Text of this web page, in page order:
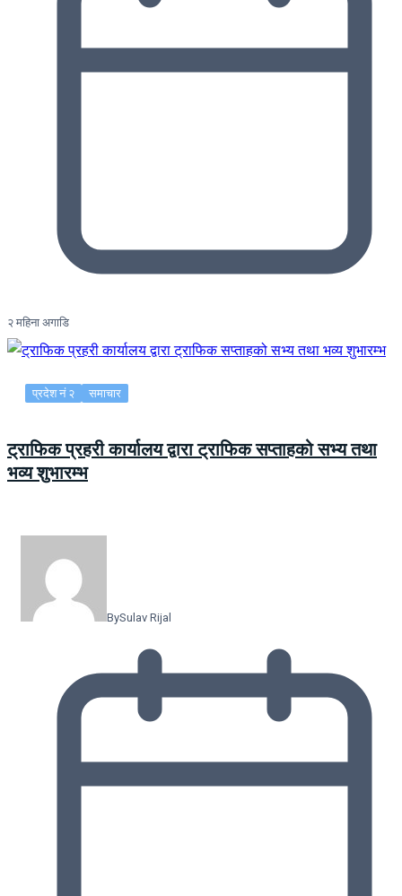
२ महिना अगाडि
प्रदेश नं २ समाचार
ट्राफिक प्रहरी कार्यालय द्वारा ट्राफिक सप्ताहको सभ्य तथा
भव्य शुभारम्भ
BySulav Rijal